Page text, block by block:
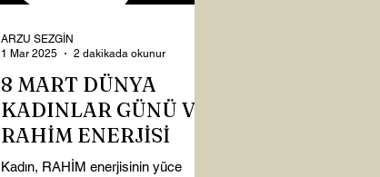
8 MART DÜNYA
KADINLAR GÜNÜ VE
RAHİM ENERJİSİ
Kadın, RAHİM enerjisinin yüce
ARZU SEZGİN
1 Mar 2025
2 dakikada okunur